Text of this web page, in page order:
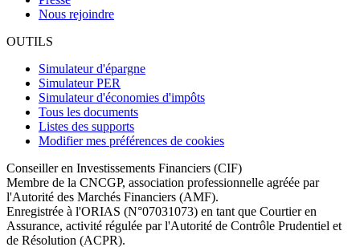
Nous rejoindre
OUTILS
Simulateur d'épargne
Simulateur PER
Simulateur d'économies d'impôts
Tous les documents
Listes des supports
Modifier mes préférences de cookies
Conseiller en Investissements Financiers (CIF)
Membre de la CNCGP, association professionnelle agréée par
l'Autorité des Marchés Financiers (AMF).
Enregistrée à l'ORIAS (N°07031073) en tant que Courtier en
Assurance, activité régulée par l'Autorité de Contrôle Prudentiel et
de Résolution (ACPR).